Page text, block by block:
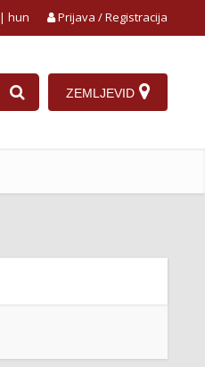
Prijava / Registracija
| hun
ZEMLJEVID